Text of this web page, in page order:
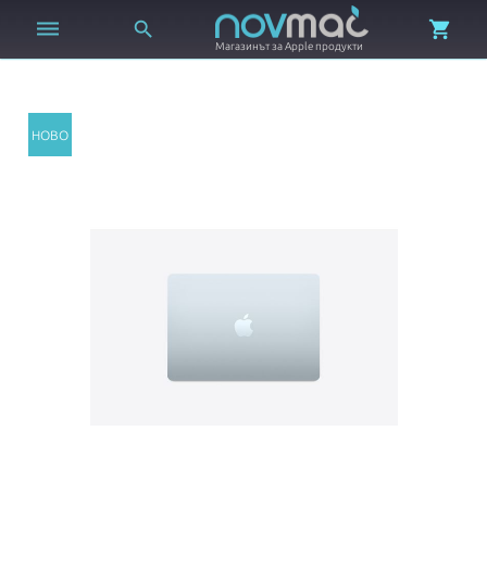
 
Магазинът за Apple продукти
